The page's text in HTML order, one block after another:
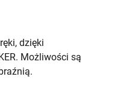
dzięki
Możliwości są